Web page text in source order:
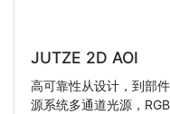
JUTZE 2D AOI
高可靠性从设计，到部
源系统多通道光源，